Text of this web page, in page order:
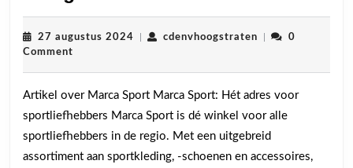
de
Sportieve
van
Marca
Sport
in
27 augustus 2024 27
cdenvhoogstratencdenvhoogstraten
0
Comment
Artikel over Marca Sport Marca Sport: Hét adres voor
sportliefhebbers Marca Sport is dé winkel voor alle
sportliefhebbers in de regio. Met een uitgebreid
assortiment aan sportkleding, -schoenen en accessoires,